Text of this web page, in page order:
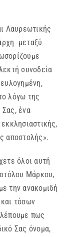
Λαυρεωτικής
μεταξύ
συνοδεία
λόγω της
Σας, ένα
αποστολής».
όλοι αυτή
Μάρκου,
την ανακομιδή
τόσων
πως
Σας όνομα,